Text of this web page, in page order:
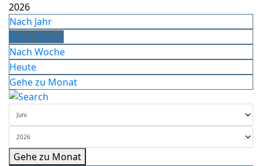
2026
Nach Jahr
Nach Monat
Nach Woche
Heute
Gehe zu Monat
Gehe zu Monat